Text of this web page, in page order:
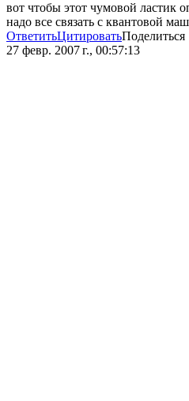
вот чтобы этот чумовой ластик
надо все связать с квантовой
ОтветитьЦитироватьПоделиться
27 февр. 2007 г., 00:57:13